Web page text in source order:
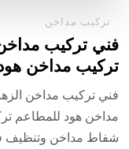
تركيب مداخن
تركيب مداخن
فني تركيب مداخن
مداخن هود للمطاعم
شفاط مداخن وتنظيف